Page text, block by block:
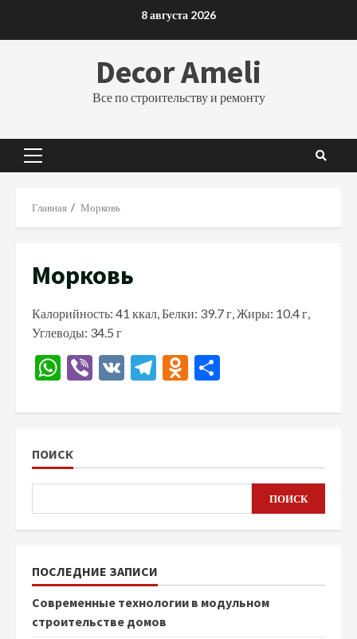
8 августа 2026
Decor Ameli
Все по строительству и ремонту
Основное
Главная Морковь
Морковь
Калорийность: 41 ккал, Белки: 39.7 г, Жиры: 10.4 г,
Углеводы: 34.5 г
WhatsApp
Viber
VK Telegram
Odnoklassniki
ПОИСК
ПОИСК
ПОСЛЕДНИЕ ЗАПИСИ
Современные технологии в модульном
строительстве домов